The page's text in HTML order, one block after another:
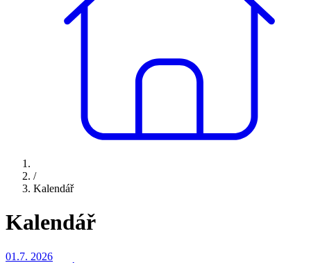
/
Kalendář
Kalendář
01.7. 2026